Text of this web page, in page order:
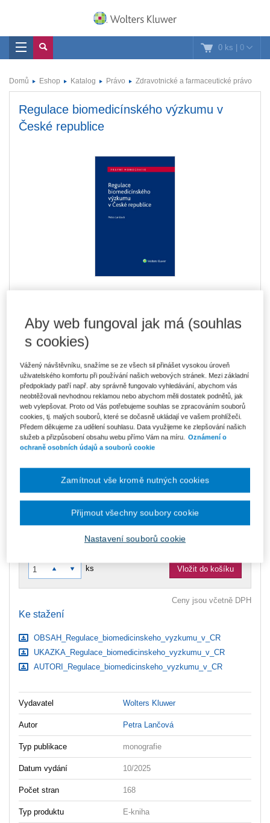
0 ks | 0
Domů Eshop Katalog Právo Zdravotnické a farmaceutické právo
Regulace biomedicínského výzkumu v
České republice
Ušetříte 67 Kč
DMOC 449 Kč
Skladem- expedice do 2 pracovních dnů
325 Kč
E-kniha Smarteca + soubory ke stažení
V prodeji - ihned k dispozici
Co je Smarteca?
Kde najdu soubory e-knih?
545 Kč
Ušetříte 286 Kč
DMOC 831 Kč
Smarteca + soubory ke stažení
Skladem- expedice do 2 pracovních dnů
Co je Smarteca?
důvodů nemůžeme vystavovat daňové doklady. Budou vám
ks Vložit do košíku
Ceny jsou včetně DPH
Ke stažení
OBSAH_Regulace_biomedicinskeho_vyzkumu_v_CR
UKAZKA_Regulace_biomedicinskeho_vyzkumu_v_CR
AUTORI_Regulace_biomedicinskeho_vyzkumu_v_CR
Vydavatel Wolters Kluwer
Autor Petra Lančová
Typ publikace monografie
Datum vydání 10/2025
Počet stran 168
Typ produktu E-kniha
Aby web fungoval jak má (souhlas
s cookies)
Vážený návštěvníku, snažíme se ze všech sil přinášet vysokou úroveň
uživatelského komfortu při používání našich webových stránek. Mezi základní
předpoklady patří např. aby správně fungovalo vyhledávání, abychom vás
neobtěžovali nevhodnou reklamou nebo abychom měli dostatek podnětů, jak
web vylepšovat. Proto od Vás potřebujeme souhlas se zpracováním souborů
cookies, tj. malých souborů, které se dočasně ukládají ve vašem prohlížeči.
Předem děkujeme za udělení souhlasu. Data využijeme ke zlepšování našich
služeb a přizpůsobení obsahu webu přímo Vám na míru.
Oznámení o
ochraně osobních údajů a souborů cookie
Nastavení souborů cookie
Zamítnout vše kromě nutných cookies
Přijmout všechny soubory cookie